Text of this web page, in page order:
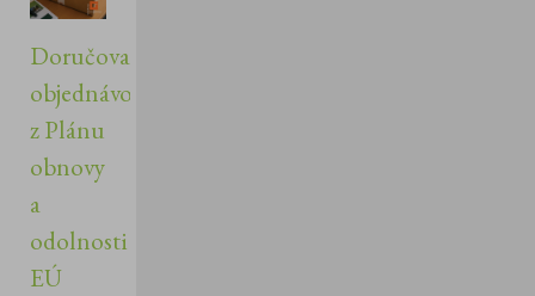
Doručovanie
objednávok
z Plánu
obnovy
a
odolnosti
EÚ